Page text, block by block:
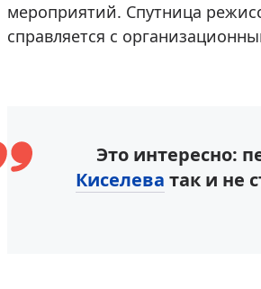
мероприятий. Спутница
справляется с
Это интересно:
Киселева так и не